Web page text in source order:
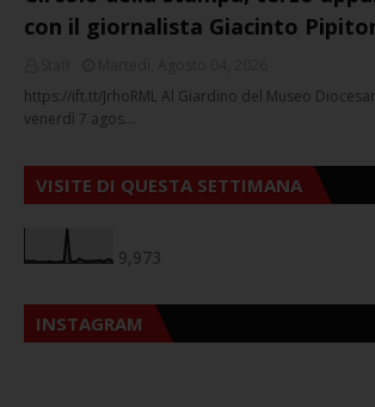
con il giornalista Giacinto
https://ift.tt/JrhoRML Al Giardino del Museo
venerdì 7 agos…
VISITE DI QUESTA SETTIMANA
9,973
INSTAGRAM